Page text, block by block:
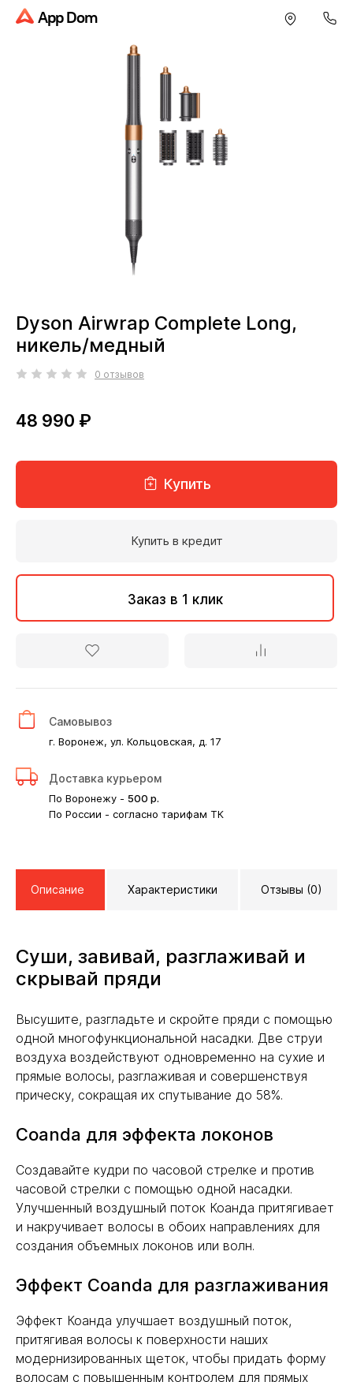
App Dom
Dyson Airwrap Complete Long,
никель/медный
0 отзывов
48 990 ₽
Купить
Купить в кредит
Заказ в 1 клик
Самовывоз
г. Воронеж, ул. Кольцовская, д. 17
Доставка курьером
По Воронежу - 500 р.
По России - согласно тарифам ТК
Описание Характеристики Отзывы (0)
Суши, завивай, разглаживай и
скрывай пряди
Высушите, разгладьте и скройте пряди с помощью
одной многофункциональной насадки. Две струи
воздуха воздействуют одновременно на сухие и
прямые волосы, разглаживая и совершенствуя
прическу, сокращая их спутывание до 58%.
Coanda для эффекта локонов
Создавайте кудри по часовой стрелке и против
часовой стрелки с помощью одной насадки.
Улучшенный воздушный поток Коанда притягивает
и накручивает волосы в обоих направлениях для
создания объемных локонов или волн.
Эффект Coanda для разглаживания
Эффект Коанда улучшает воздушный поток,
притягивая волосы к поверхности наших
модернизированных щеток, чтобы придать форму
волосам с повышенным контролем для прямых